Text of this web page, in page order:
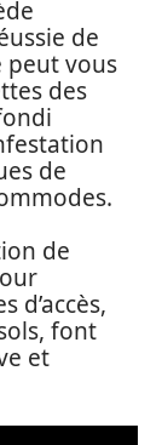
de
peut vous
des
de
de
d’accès,
font
et